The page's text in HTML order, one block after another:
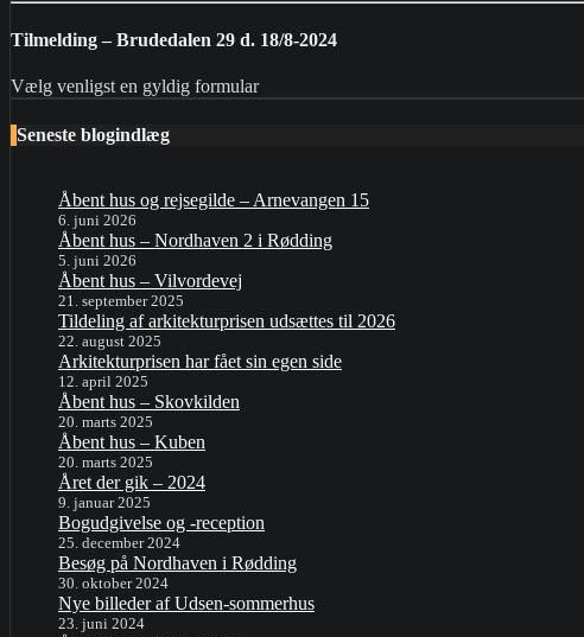
Tilmelding – Brudedalen 29 d. 18/8-2024
Vælg venligst en gyldig formular
Seneste blogindlæg
Åbent hus og rejsegilde – Arnevangen 15
6. juni 2026
Åbent hus – Nordhaven 2 i Rødding
5. juni 2026
Åbent hus – Vilvordevej
21. september 2025
Tildeling af arkitekturprisen udsættes til 2026
22. august 2025
Arkitekturprisen har fået sin egen side
12. april 2025
Åbent hus – Skovkilden
20. marts 2025
Åbent hus – Kuben
20. marts 2025
Året der gik – 2024
9. januar 2025
Bogudgivelse og -reception
25. december 2024
Besøg på Nordhaven i Rødding
30. oktober 2024
Nye billeder af Udsen-sommerhus
23. juni 2024